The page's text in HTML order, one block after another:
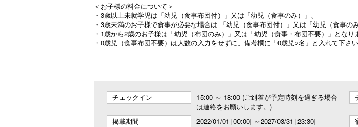
＜お子様の料金について＞
・3歳以上未就学児は「幼児（食事布団付）」又は「幼児（食事のみ）」、
・3歳未満のお子様で食事が必要な場合は 「幼児（食事布団付）」又は「幼児（食事のみ
・1歳から2歳のお子様は「幼児（布団のみ）」又は「幼児（食事・布団不要）」となり
・0歳児（食事布団不要）は人数の入力をせずに、備考欄に「0歳児○名」と入れて下さ
チェックイン
15:00 ～ 18:00 (ご到着が予定時刻を過ぎる場合
は連絡をお願いします。)
掲載期間 2022/01/01 [00:00] ～2027/03/31 [23:30]